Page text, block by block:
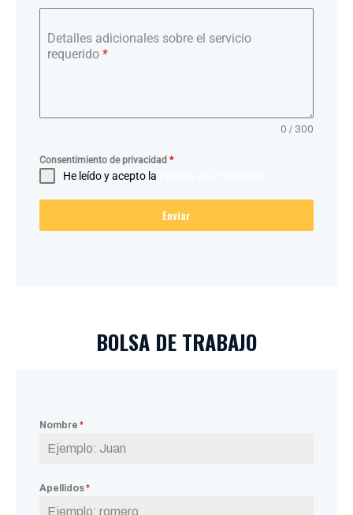
Detalles adicionales sobre el servicio
requerido *
0 / 300
Consentimiento de privacidad *
He leído y acepto la
Enviar
BOLSA DE TRABAJO
Nombre *
Apellidos*